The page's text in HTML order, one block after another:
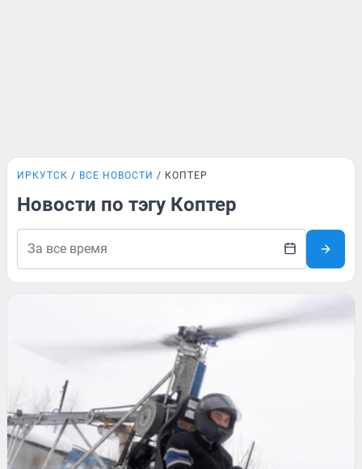
ИРКУТСК ВСЕ НОВОСТИ КОПТЕР
Новости по тэгу Коптер